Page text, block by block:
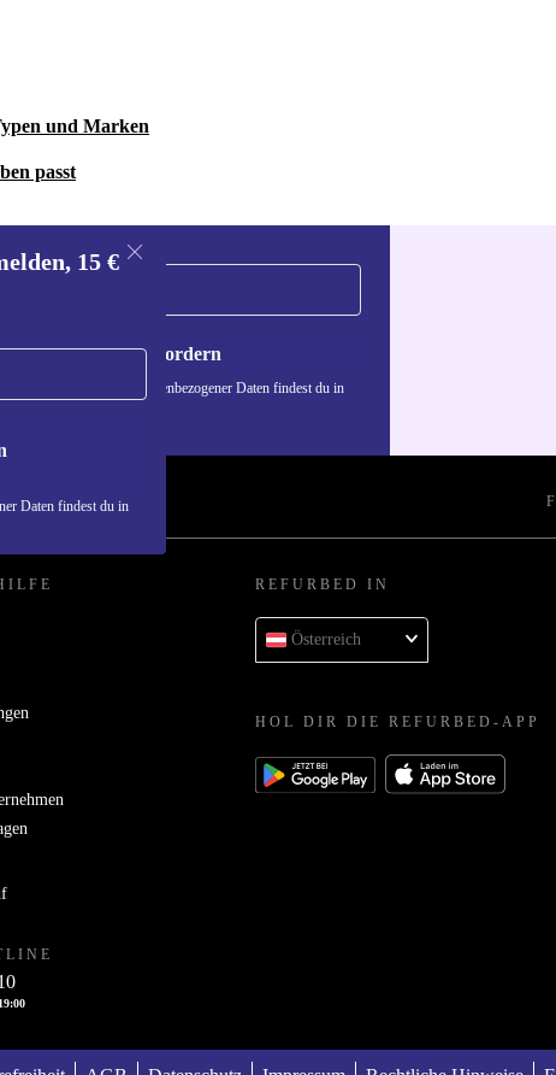
und Marken
passt
15 €
Daten findest du in
Gutschein anfordern
die Verwendung personenbezogener Daten findest du in
REFURBED IN
Österreich
HOL DIR DIE REFURBED-APP